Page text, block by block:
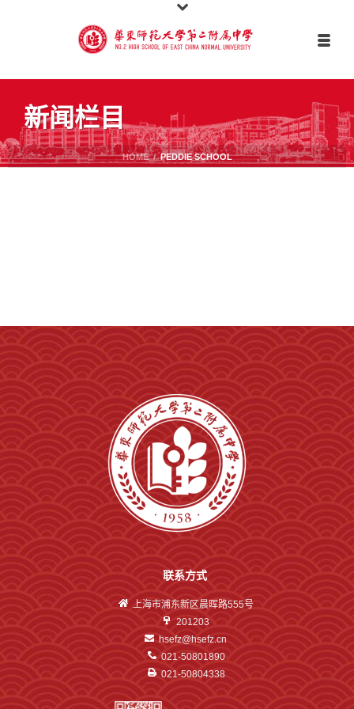
新闻栏目
HOME / PEDDIE SCHOOL
联系方式
上海市浦东新区晨晖路555号
201203
hsefz@hsefz.cn
021-50801890
021-50804338